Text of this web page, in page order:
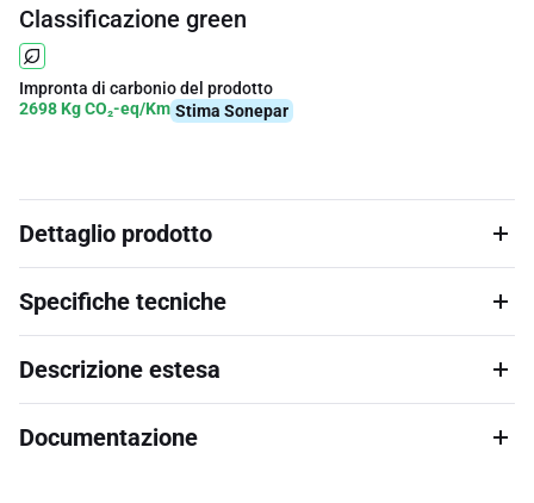
Classificazione green
Impronta di carbonio del prodotto
2698 Kg CO₂-eq/Km Stima Sonepar
Dettaglio prodotto
Specifiche tecniche
Descrizione estesa
Documentazione